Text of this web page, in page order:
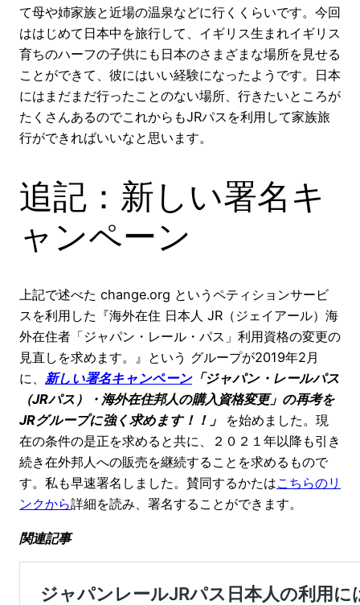
て母や姉家族と近場の温泉などに行くくらいです。今回
ははじめて日本中を旅行して、イギリス生まれイギリス
育ちのハーフの子供にも日本のさまざまな場所を見せる
ことができて、彼にはいい経験になったようです。日本
にはまだまだ行ったことのない場所、行きたいところが
たくさんあるのでこれからもJRパスを利用して家族旅
行ができればいいなと思います。
追記：新しい署名キ
ャンペーン
上記で述べた change.org というペティションサービ
スを利用した『海外在住 日本人 JR（ジェイアール）海
外在住者「ジャパン・レール・パス」利用資格の変更の
見直しを求めます。』という グループが2019年2月
に、 新しい署名キャンペーン「ジャパン・レールパス
（JRパス）・海外在住邦人の購入資格変更」の再考を
JRグループに強く求めます！！」
を始めました。現
在の条件の是正を求めると共に、２０２１年以降も引き
続き在外邦人への販売を継続することを求めるもので
す。私も早速署名しました。賛同するかたはこちらのリ
ンクから詳細を読み、署名することができます。
関連記事